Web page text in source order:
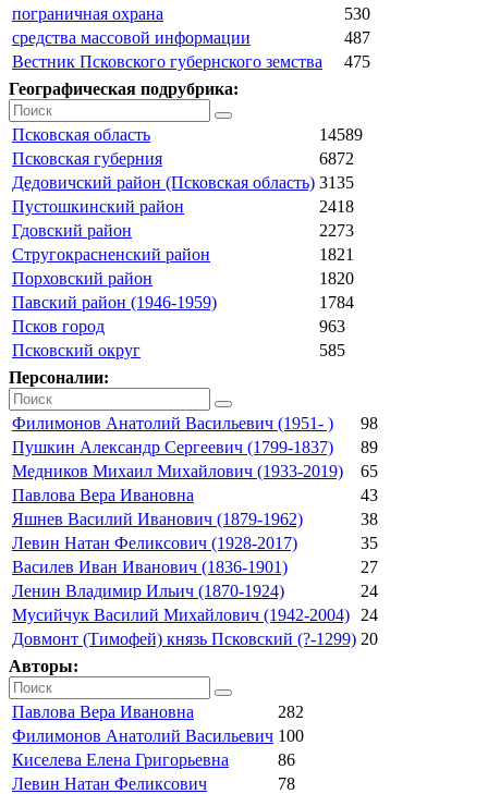
пограничная охрана
530
средства массовой информации
487
Вестник Псковского губернского земства
475
Географическая подрубрика:
Псковская область
14589
Псковская губерния
6872
Дедовичский район (Псковская область) 3135
Пустошкинский район
2418
Гдовский район
2273
Стругокрасненский район
1821
Порховский район
1820
Павский район (1946-1959)
1784
Псков город
963
Псковский округ
585
Персоналии:
Филимонов Анатолий Васильевич (1951- )
98
Пушкин Александр Сергеевич (1799-1837)
89
Медников Михаил Михайлович (1933-2019)
65
Павлова Вера Ивановна
43
Яшнев Василий Иванович (1879-1962)
38
Левин Натан Феликсович (1928-2017)
35
Василев Иван Иванович (1836-1901)
27
Ленин Владимир Ильич (1870-1924)
24
Мусийчук Василий Михайлович (1942-2004)
24
Довмонт (Тимофей) князь Псковский (?-1299) 20
Авторы:
Павлова Вера Ивановна
282
Филимонов Анатолий Васильевич 100
Киселева Елена Григорьевна
86
Левин Натан Феликсович
78